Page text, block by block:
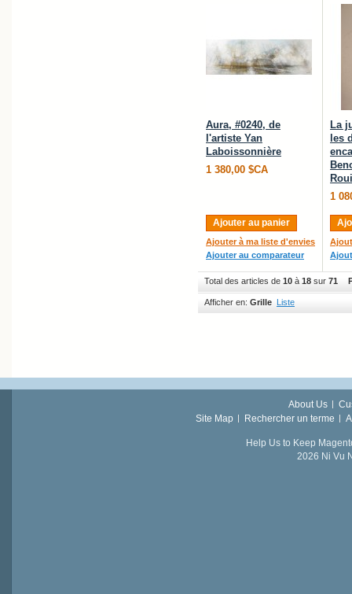
Aura, #0240, de
l'artiste Yan
Laboissonnière
1 380,00 $CA
Ajouter au panier
Ajouter à ma liste d'envies
Ajouter au comparateur
La
les
1
Total des articles de 10 à 18 sur 71
Afficher en: Grille Liste
About Us
Site Map
Rechercher un terme
Help Us to Keep
2026 Ni Vu